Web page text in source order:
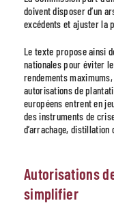
doivent disposer d’un
excédents et ajuster la
Le texte propose ainsi
nationales pour éviter
rendements
autorisations de
européens entrent en
des instruments de
d’arrachage, distillation
Autorisations
simplifier